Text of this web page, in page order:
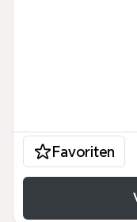
Favoriten